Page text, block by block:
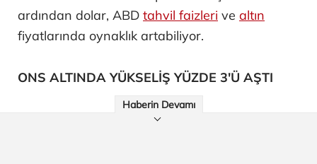
ardından dolar, ABD tahvil faizleri ve altın
fiyatlarında oynaklık artabiliyor.
ONS ALTINDA YÜKSELİŞ YÜZDE 3'Ü AŞTI
Haberin Devamı